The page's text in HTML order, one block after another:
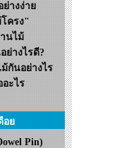
ย่างง่าย
โครง"
นไม้
ย่างไรดี?
กันอย่างไร
ะไร
อย
Pin)